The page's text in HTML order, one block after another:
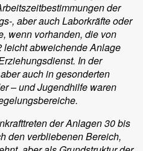
der
, aber auch Laborkräfte oder
wenn vorhanden, die von
leicht abweichende Anlage
In der
auch in gesonderten
– und Jugendhilfe waren
der Anlagen 30 bis
den verbliebenen Bereich,